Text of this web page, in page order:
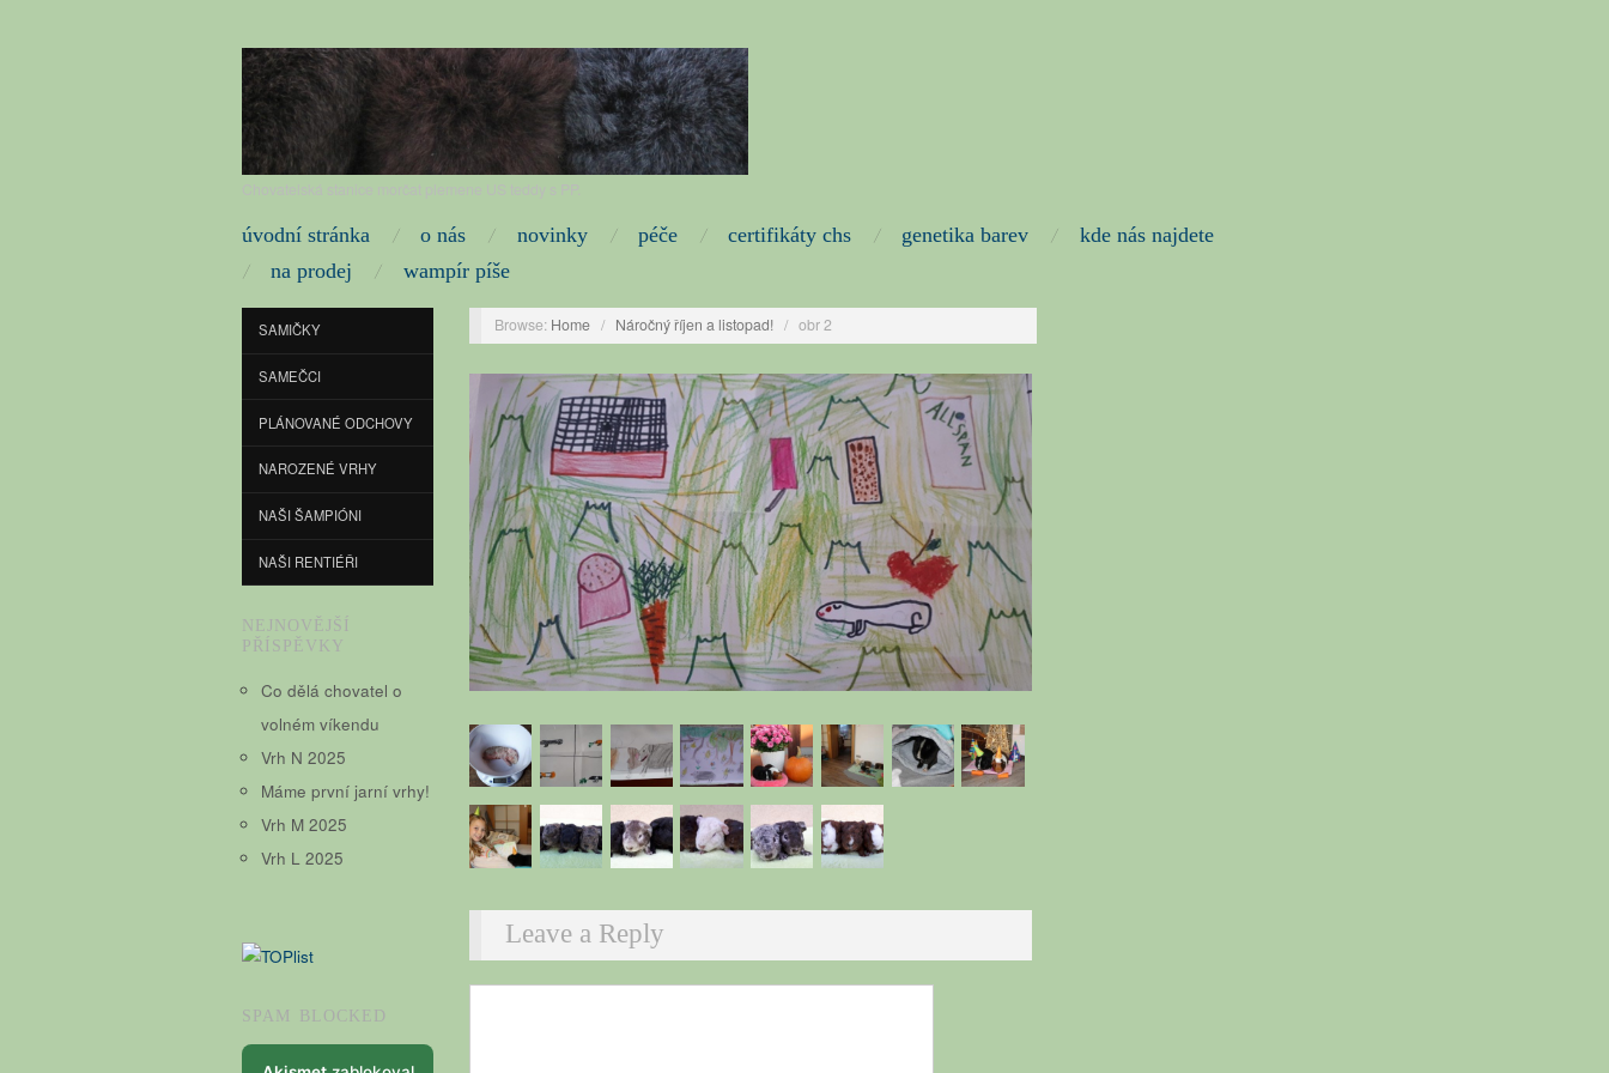
úvodní stránka o nás novinky péče certifikáty chs genetika barev
kde nás najdete
na prodej
wampír píše
SAMIČKY
SAMEČCI
PLÁNOVANÉ ODCHOVY
NAROZENÉ VRHY
NAŠI ŠAMPIÓNI
NAŠI RENTIÉŘI
NEJNOVĚJŠÍ
PŘÍSPĚVKY
Co dělá chovatel o
volném víkendu
Vrh N 2025
Máme první jarní vrhy!
Vrh M 2025
Vrh L 2025
SPAM BLOCKED
Browse: Home / Náročný říjen a listopad! / obr 2
Leave a Reply